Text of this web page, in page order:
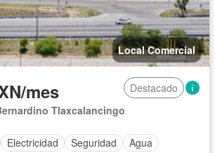
Local Comercial
mes
Destacado
Tlaxcalancingo
Electricidad Seguridad Agua